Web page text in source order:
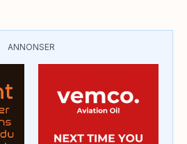
ANNONSER